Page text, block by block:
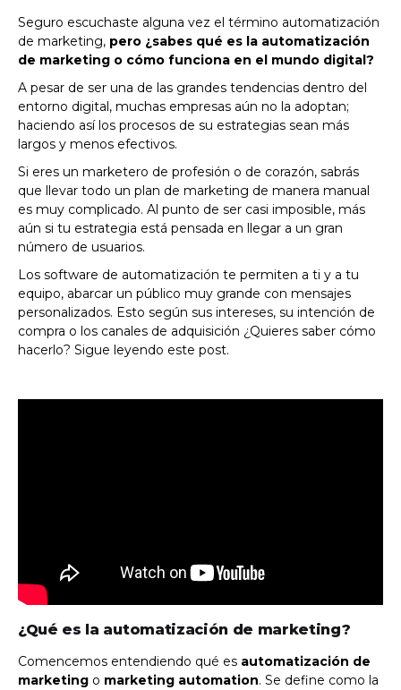
Seguro escuchaste alguna vez el término automatización
de marketing, pero ¿sabes qué es la automatización
de marketing o cómo funciona en el mundo digital?
A pesar de ser una de las grandes tendencias dentro del
entorno digital, muchas empresas aún no la adoptan;
haciendo así los procesos de su estrategias sean más
largos y menos efectivos.
Si eres un marketero de profesión o de corazón, sabrás
que llevar todo un plan de marketing de manera manual
es muy complicado. Al punto de ser casi imposible, más
aún si tu estrategia está pensada en llegar a un gran
número de usuarios.
Los software de automatización te permiten a ti y a tu
equipo, abarcar un público muy grande con mensajes
personalizados. Esto según sus intereses, su intención de
compra o los canales de adquisición ¿Quieres saber cómo
hacerlo? Sigue leyendo este post.
¿Qué es la automatización de marketing?
Comencemos entendiendo qué es automatización de
marketing o marketing automation. Se define como la